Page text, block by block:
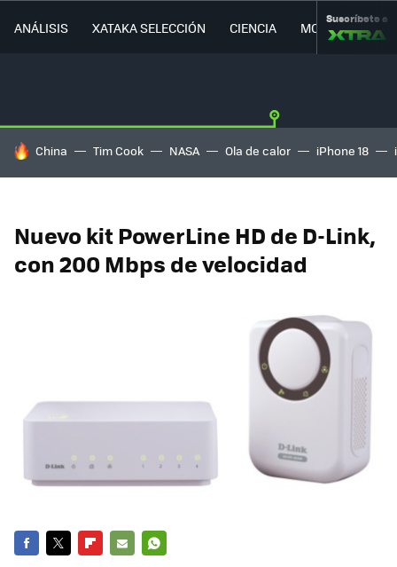
ANÁLISIS XATAKA SELECCIÓN CIENCIA MOVILIDAD
Suscríbete a
HOY SE HABLA DE
China Tim Cook NASA Ola de calor iPhone 18
Nuevo kit PowerLine HD de D-Link,
con 200 Mbps de velocidad